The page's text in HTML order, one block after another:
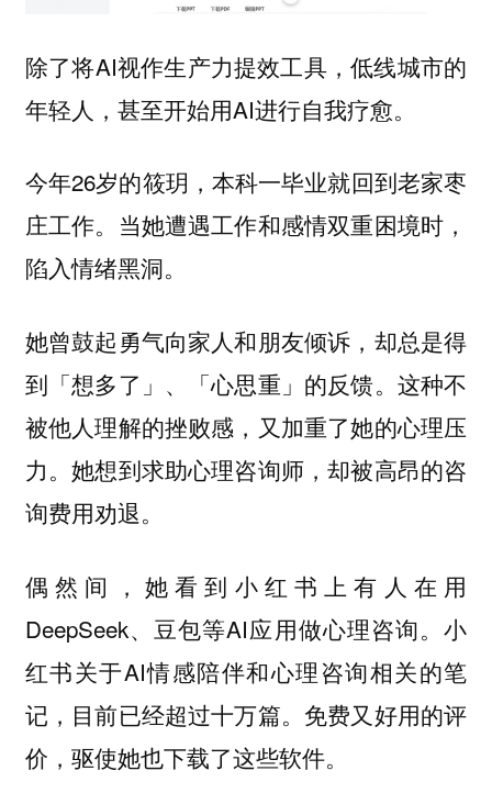
除了将AI视作生产力提效工具，低线城市的
年轻人，甚至开始用AI进行自我疗愈。
今年26岁的筱玥，本科一毕业就回到老家枣
庄工作。当她遭遇工作和感情双重困境时，
陷入情绪黑洞。
她曾鼓起勇气向家人和朋友倾诉，却总是得
到「想多了」、「心思重」的反馈。这种不
被他人理解的挫败感，又加重了她的心理压
力。她想到求助心理咨询师，却被高昂的咨
询费用劝退。
偶然间，她看到小红书上有人在用
DeepSeek、豆包等AI应用做心理咨询。小
红书关于AI情感陪伴和心理咨询相关的笔
记，目前已经超过十万篇。免费又好用的评
价，驱使她也下载了这些软件。